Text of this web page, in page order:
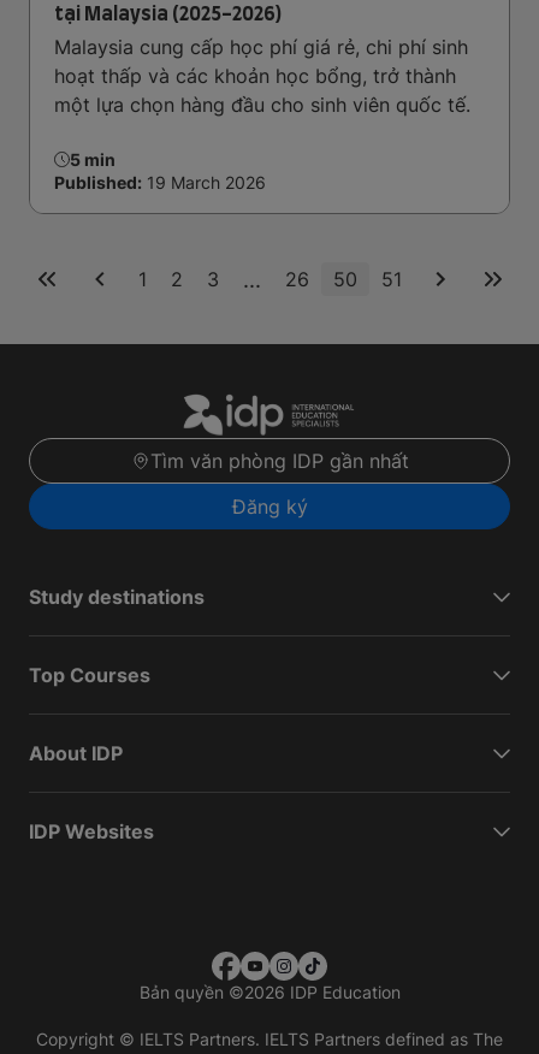
tại Malaysia (2025-2026)
Malaysia cung cấp học phí giá rẻ, chi phí sinh
hoạt thấp và các khoản học bổng, trở thành
một lựa chọn hàng đầu cho sinh viên quốc tế.
5 min
Published: 19 March 2026
1 2 3 ... 26 50 51
Tìm văn phòng IDP gần nhất
Đăng ký
Study destinations
Top Courses
About IDP
IDP Websites
Bản quyền ©2026 IDP Education
Copyright © IELTS Partners. IELTS Partners defined as The